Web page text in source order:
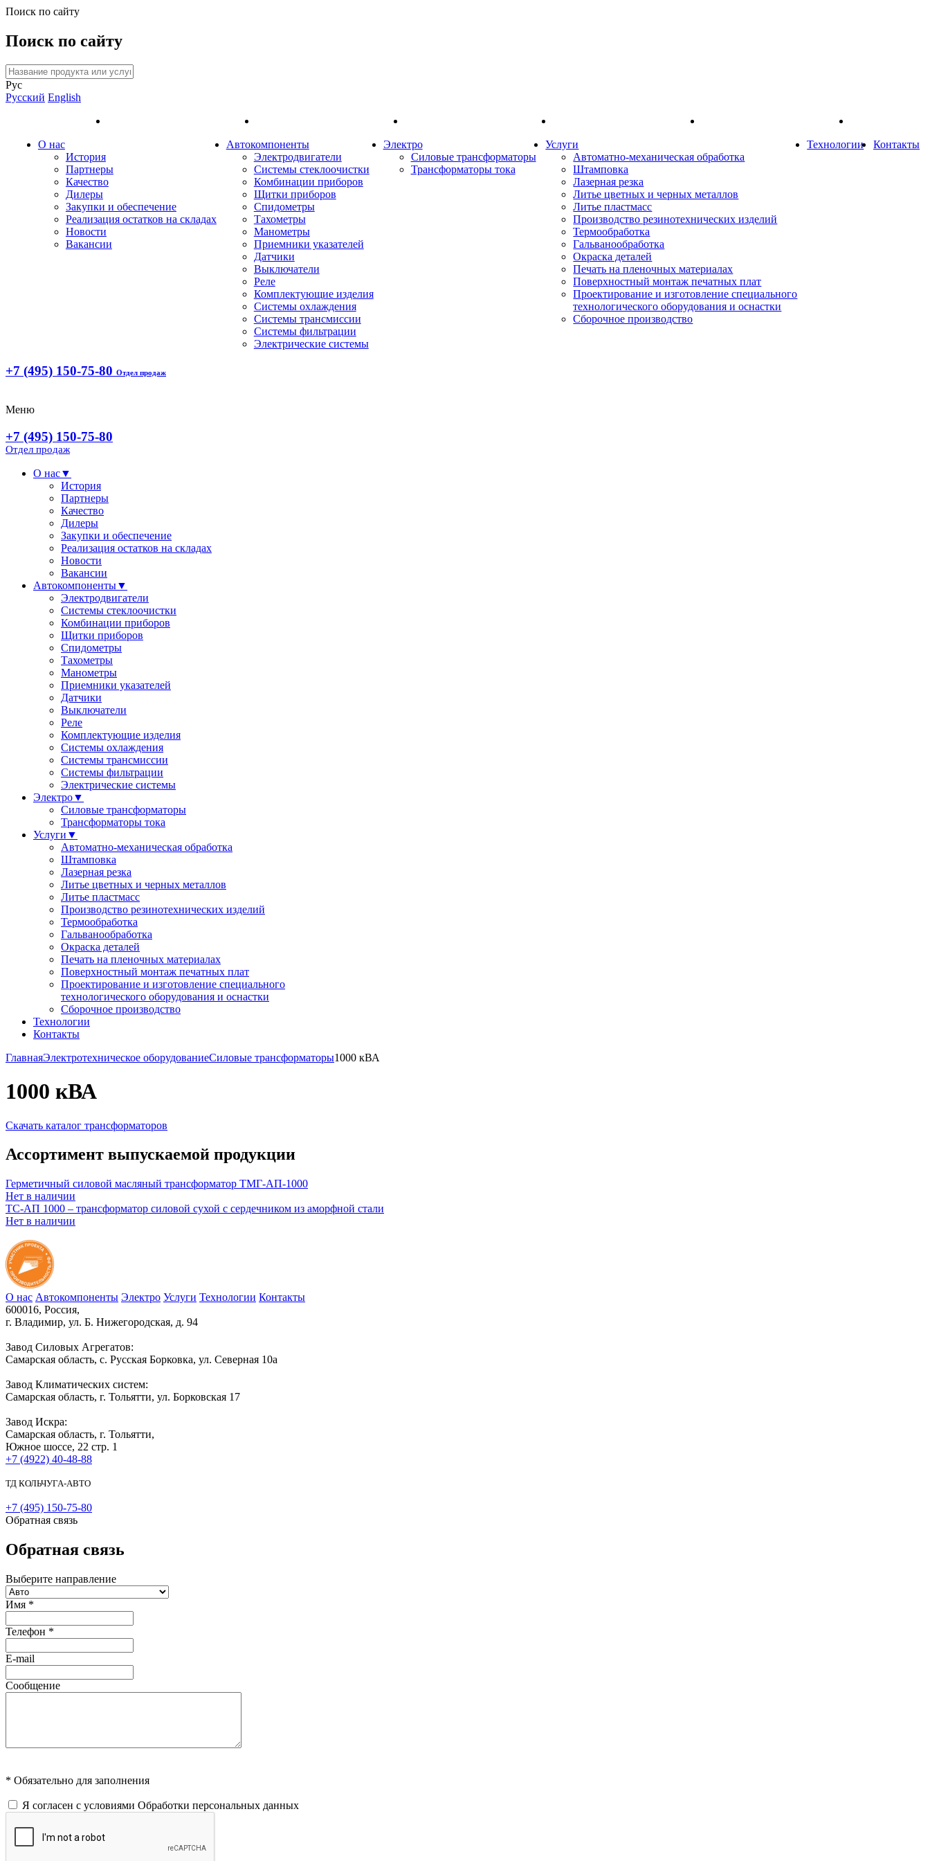
Поиск по сайту
Поиск по сайту
Рус
Русский English
О нас
История
Партнеры
Качество
Дилеры
Закупки и обеспечение
Реализация остатков на складах
Новости
Вакансии
Автокомпоненты
Электродвигатели
Системы стеклоочистки
Комбинации приборов
Щитки приборов
Спидометры
Тахометры
Манометры
Приемники указателей
Датчики
Выключатели
Реле
Комплектующие изделия
Системы охлаждения
Системы трансмиссии
Системы фильтрации
Электрические системы
Электро
Силовые трансформаторы
Трансформаторы тока
Услуги
Автоматно-механическая обработка
Штамповка
Лазерная резка
Литье цветных и черных металлов
Литье пластмасс
Производство резинотехнических изделий
Термообработка
Гальванообработка
Окраска деталей
Печать на пленочных материалах
Поверхностный монтаж печатных плат
Проектирование и изготовление специального
технологического оборудования и оснастки
Сборочное производство
Технологии Контакты
+7 (495) 150-75-80 Отдел продаж
Меню
+7 (495) 150-75-80
Отдел продаж
О нас▼
История
Партнеры
Качество
Дилеры
Закупки и обеспечение
Реализация остатков на складах
Новости
Вакансии
Автокомпоненты▼
Электродвигатели
Системы стеклоочистки
Комбинации приборов
Щитки приборов
Спидометры
Тахометры
Манометры
Приемники указателей
Датчики
Выключатели
Реле
Комплектующие изделия
Системы охлаждения
Системы трансмиссии
Системы фильтрации
Электрические системы
Электро▼
Силовые трансформаторы
Трансформаторы тока
Услуги ▼
Автоматно-механическая обработка
Штамповка
Лазерная резка
Литье цветных и черных металлов
Литье пластмасс
Производство резинотехнических изделий
Термообработка
Гальванообработка
Окраска деталей
Печать на пленочных материалах
Поверхностный монтаж печатных плат
Проектирование и изготовление специального
технологического оборудования и оснастки
Сборочное производство
Технологии
Контакты
ГлавнаяЭлектротехническое оборудованиеСиловые трансформаторы1000 кВА
1000 кВА
Скачать каталог трансформаторов
Ассортимент выпускаемой продукции
Герметичный силовой масляный трансформатор ТМГ-АП-1000
Нет в наличии
ТС-АП 1000 – трансформатор силовой сухой с сердечником из аморфной стали
Нет в наличии
О нас Автокомпоненты Электро Услуги Технологии Контакты
600016, Россия,
г. Владимир, ул. Б. Нижегородская, д. 94
Завод Силовых Агрегатов:
Самарская область, с. Русская Борковка, ул. Северная 10а
Завод Климатических систем:
Самарская область, г. Тольятти, ул. Борковская 17
Завод Искра:
Самарская область, г. Тольятти,
Южное шоссе, 22 стр. 1
+7 (4922) 40-48-88
ТД КОЛЬЧУГА-АВТО
+7 (495) 150-75-80
Обратная связь
Обратная связь
Выберите направление
Имя *
Телефон *
E-mail
Сообщение
* Обязательно для заполнения
Я согласен с условиями Обработки персональных данных